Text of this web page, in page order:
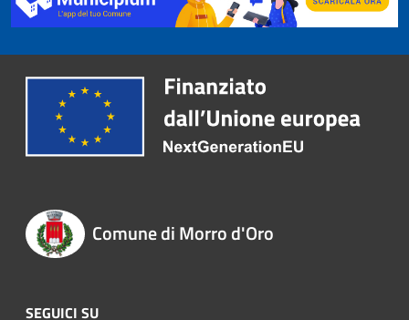
Comune di Morro d'Oro
SEGUICI SU